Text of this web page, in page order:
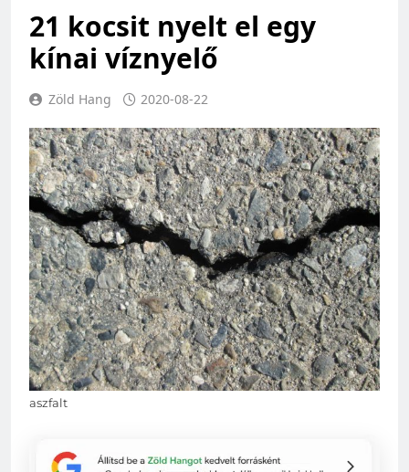
21 kocsit nyelt el egy
kínai víznyelő
Zöld Hang 2020-08-22
aszfalt